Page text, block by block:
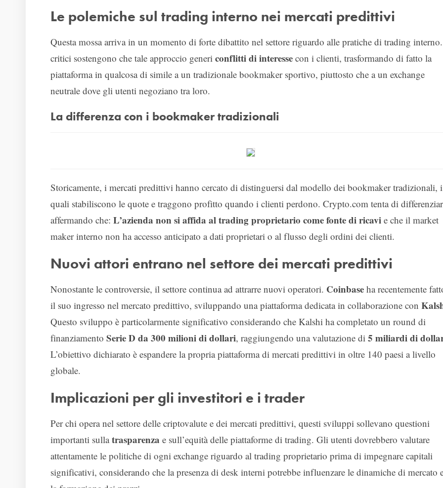
Le polemiche sul trading interno nei mercati predittivi
Questa mossa arriva in un momento di forte dibattito nel settore riguardo alle pratiche di trading
critici sostengono che tale approccio generi conflitti di interesse con i clienti, trasformando di fatto la
piattaforma in qualcosa di simile a un tradizionale bookmaker sportivo, piuttosto che a un exchange
neutrale dove gli utenti negoziano tra loro.
La differenza con i bookmaker tradizionali
Storicamente, i mercati predittivi hanno cercato di distinguersi dal modello dei bookmaker tradizionali, i
quali stabiliscono le quote e traggono profitto quando i clienti perdono. Crypto.com tenta di
affermando che: L’azienda non si affida al trading proprietario come fonte di ricavi e che il market
maker interno non ha accesso anticipato a dati proprietari o al flusso degli ordini dei clienti.
Nuovi attori entrano nel settore dei mercati predittivi
Nonostante le controversie, il settore continua ad attrarre nuovi operatori. Coinbase ha recentemente
il suo ingresso nel mercato predittivo, sviluppando una piattaforma dedicata in collaborazione con
Questo sviluppo è particolarmente significativo considerando che Kalshi ha completato un round di
finanziamento Serie D da 300 milioni di dollari, raggiungendo una valutazione di 5 miliardi di
L’obiettivo dichiarato è espandere la propria piattaforma di mercati predittivi in oltre 140 paesi a livello
globale.
Implicazioni per gli investitori e i trader
Per chi opera nel settore delle criptovalute e dei mercati predittivi, questi sviluppi sollevano questioni
importanti sullatrasparenza e sull’equità delle piattaforme di trading. Gli utenti dovrebbero valutare
attentamente le politiche di ogni exchange riguardo al trading proprietario prima di impegnare capitali
significativi, considerando che la presenza di desk interni potrebbe influenzare le dinamiche di mercato